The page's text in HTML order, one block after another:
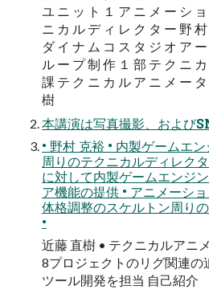
ユ ニ ッ ト １ ア ニ メ ー シ
ニ カ ル デ ィ レ ク タ ー 野
ダ イ ナ ム コ ス タ ジ オ ア
ル ー プ 制 作 １ 部 テ ク ニ
課 テ ク ニ カ ル ア ニ メ ー
樹
本講演は写真撮影、および
• 野村 克裕 • 内製ゲームエ
周りのテクニカルディレク
に対して内製ゲームエンジ
ア機能の提供 • アニメーシ
体格調整のスケルトン周り
•
近藤 直樹 • テクニカルアニ
8プロジェクトのリグ関連の
ツール開発を担当 自己紹介